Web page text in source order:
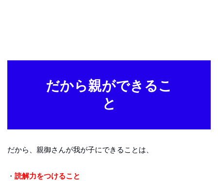
だから親ができるこ
と
だから、親御さんが我が子にできることは、
・ 読解力をつけること